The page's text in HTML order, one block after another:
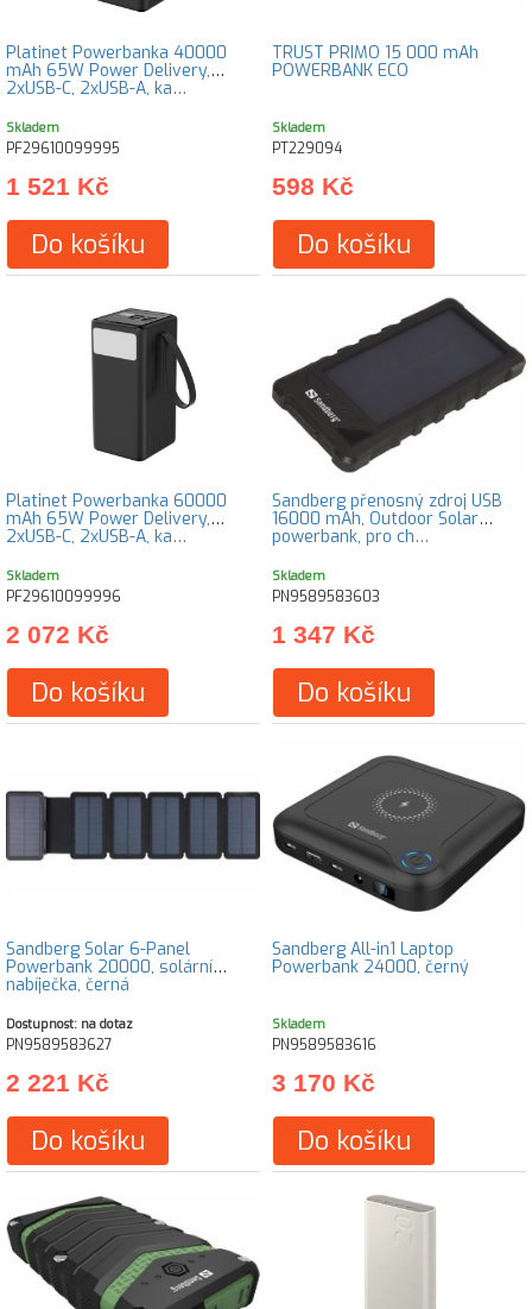
Platinet Powerbanka 40000
mAh 65W Power Delivery,
2xUSB-C, 2xUSB-A, ka…
Skladem
PF29610099995
1 521 Kč
Do košíku
TRUST PRIMO 15 000 mAh
POWERBANK ECO
Skladem
PT229094
598 Kč
Do košíku
Platinet Powerbanka 60000
mAh 65W Power Delivery,
2xUSB-C, 2xUSB-A, ka…
Skladem
PF29610099996
2 072 Kč
Do košíku
Sandberg přenosný zdroj USB
16000 mAh, Outdoor Solar
powerbank, pro ch…
Skladem
PN9589583603
1 347 Kč
Do košíku
Sandberg Solar 6-Panel
Powerbank 20000, solární
nabíječka, černá
Dostupnost: na dotaz
PN9589583627
2 221 Kč
Do košíku
Sandberg All-in1 Laptop
Powerbank 24000, černý
Skladem
PN9589583616
3 170 Kč
Do košíku